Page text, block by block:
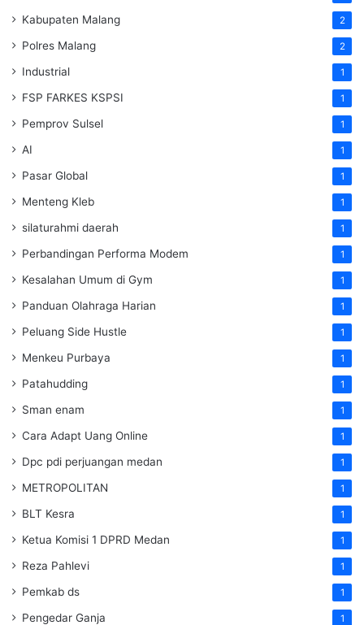
Kabupaten Malang 2
Polres Malang 2
Industrial 1
FSP FARKES KSPSI 1
Pemprov Sulsel 1
AI 1
Pasar Global 1
Menteng Kleb 1
silaturahmi daerah 1
Perbandingan Performa Modem 1
Kesalahan Umum di Gym 1
Panduan Olahraga Harian 1
Peluang Side Hustle 1
Menkeu Purbaya 1
Patahudding 1
Sman enam 1
Cara Adapt Uang Online 1
Dpc pdi perjuangan medan 1
METROPOLITAN 1
BLT Kesra 1
Ketua Komisi 1 DPRD Medan 1
Reza Pahlevi 1
Pemkab ds 1
Pengedar Ganja 1